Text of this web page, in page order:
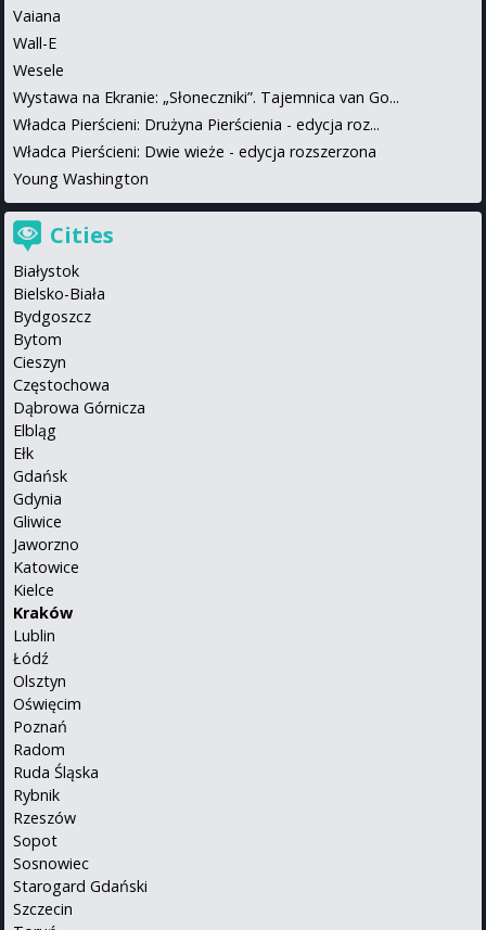
Vaiana
Wall-E
Wesele
Wystawa na Ekranie: „Słoneczniki”. Tajemnica van Go...
Władca Pierścieni: Drużyna Pierścienia - edycja roz...
Władca Pierścieni: Dwie wieże - edycja rozszerzona
Young Washington
Cities
Białystok
Bielsko-Biała
Bydgoszcz
Bytom
Cieszyn
Częstochowa
Dąbrowa Górnicza
Elbląg
Ełk
Gdańsk
Gdynia
Gliwice
Jaworzno
Katowice
Kielce
Kraków
Lublin
Łódź
Olsztyn
Oświęcim
Poznań
Radom
Ruda Śląska
Rybnik
Rzeszów
Sopot
Sosnowiec
Starogard Gdański
Szczecin